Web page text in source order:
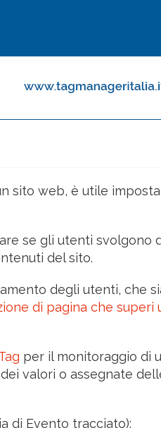
sito web, è utile
se gli utenti svolgono
del sito.
degli utenti, che
di pagina che superi
per il monitoraggio di
valori o assegnate
di Evento tracciato);